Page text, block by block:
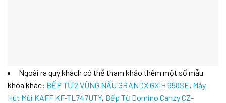
Ngoài ra quý khách có thể tham khảo thêm một số mẫu
khóa khác: BẾP TỪ 2 VÙNG NẤU GRANDX GXIH 658SE, Máy
Hút Mùi KAFF KF-TL747UTY, Bếp Từ Domino Canzy CZ-